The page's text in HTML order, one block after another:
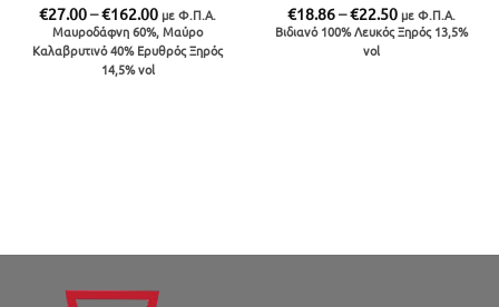
€27.00–€162.00Price
range:
€27.00
through
με Φ.Π.Α.
Μαυροδάφνη 60%, Μαύρο
Καλαβρυτινό 40% Ερυθρός Ξηρός
14,5% vol
€18.86–€22.50Price
range:
€18.86
με Φ.Π.Α.
Βιδιανό 100% Λευκός Ξηρός 13,5%
vol